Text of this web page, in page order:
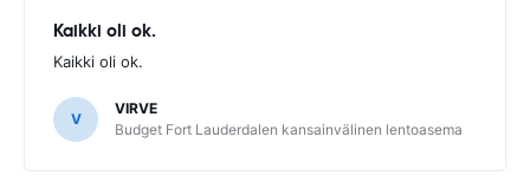
Kaikki oli ok.
Kaikki oli ok.
V
VIRVE
Budget Fort Lauderdalen kansainvälinen lentoasema